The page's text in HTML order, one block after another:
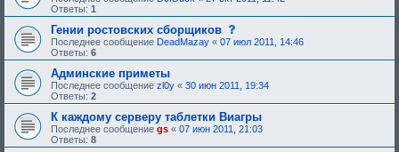
н
и
е
,
т
р
б
у
е
е
Ответы: 1
Гении ростовских сборщиков
о
о
б
н
и
е
,
т
р
Последнее сообщение DeadMazay « 07 июл 2011, 14:46
Ответы: 6
Админские приметы
Последнее сообщение zl0y « 30 июн 2011, 19:34
Ответы: 2
К каждому серверу таблетки Виагры
Последнее сообщение gs « 07 июн 2011, 21:03
Ответы: 8